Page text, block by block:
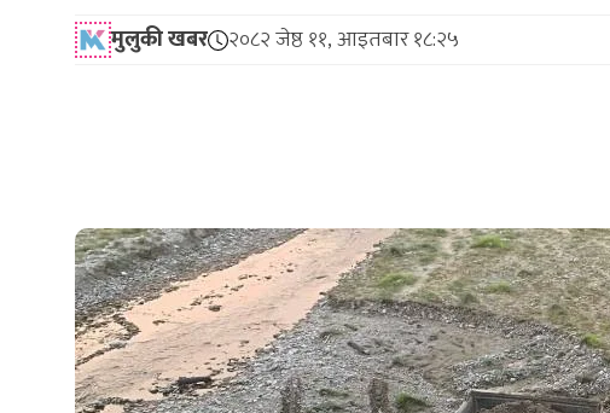
मुलुकी खबर २०८२ जेष्ठ ११, आइतबार १८:२५